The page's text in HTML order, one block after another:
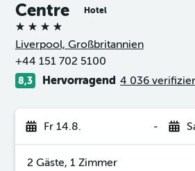
Centre
Hotel
4 Sterne
Liverpool, Großbritannien
+44 151 702 5100
8,3 Hervorragend 4 036
Fr 14.8. -
2 Gäste, 1 Zimmer